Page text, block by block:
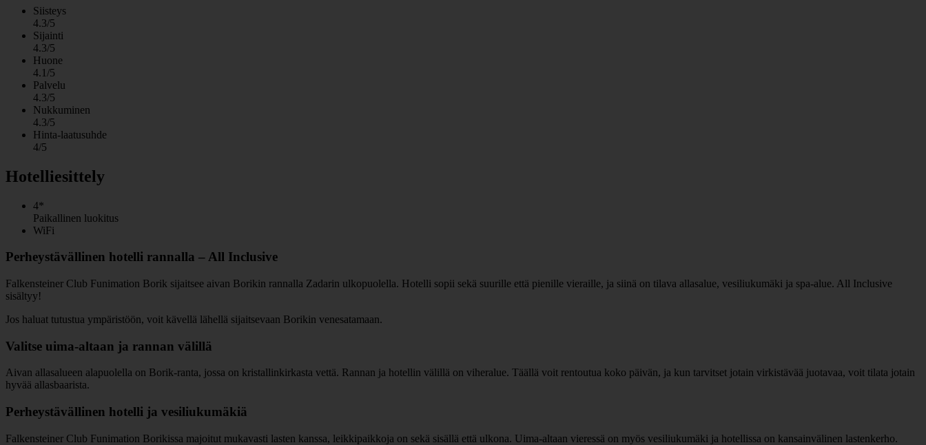
Siisteys
4.3/5
Sijainti
4.3/5
Huone
4.1/5
Palvelu
4.3/5
Nukkuminen
4.3/5
Hinta-laatusuhde
4/5
Hotelliesittely
4*
Paikallinen luokitus
WiFi
Perheystävällinen hotelli rannalla – All Inclusive
Falkensteiner Club Funimation Borik sijaitsee aivan Borikin rannalla Zadarin ulkopuolella. Hotelli sopii sekä suurille että pienille vieraille, ja siinä on tilava allasalue, vesiliukumäki ja spa-alue. All Inclusive
sisältyy!
Jos haluat tutustua ympäristöön, voit kävellä lähellä sijaitsevaan Borikin venesatamaan.
Valitse uima-altaan ja rannan välillä
Aivan allasalueen alapuolella on Borik-ranta, jossa on kristallinkirkasta vettä. Rannan ja hotellin välillä on viheralue. Täällä voit rentoutua koko päivän, ja kun tarvitset jotain virkistävää juotavaa, voit tilata jotain
hyvää allasbaarista.
Perheystävällinen hotelli ja vesiliukumäkiä
Falkensteiner Club Funimation Borikissa majoitut mukavasti lasten kanssa, leikkipaikkoja on sekä sisällä että ulkona. Uima-altaan vieressä on myös vesiliukumäki ja hotellissa on kansainvälinen lastenkerho.